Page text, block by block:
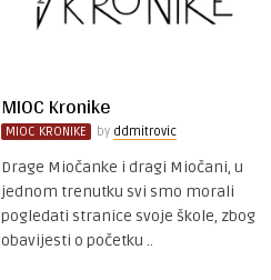
MIOC Kronike
MIOC KRONIKE by ddmitrovic
Drage Miočanke i dragi Miočani, u
jednom trenutku svi smo morali
pogledati stranice svoje škole, zbog
obavijesti o početku ..